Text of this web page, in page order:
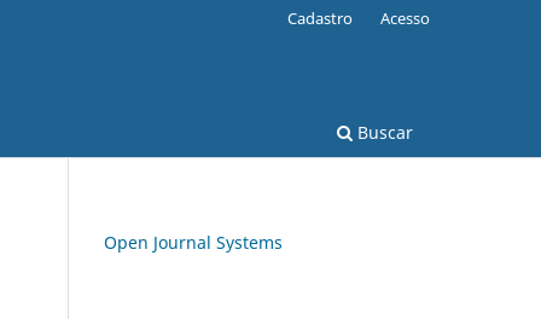
Buscar
Cadastro Acesso
Open Journal Systems